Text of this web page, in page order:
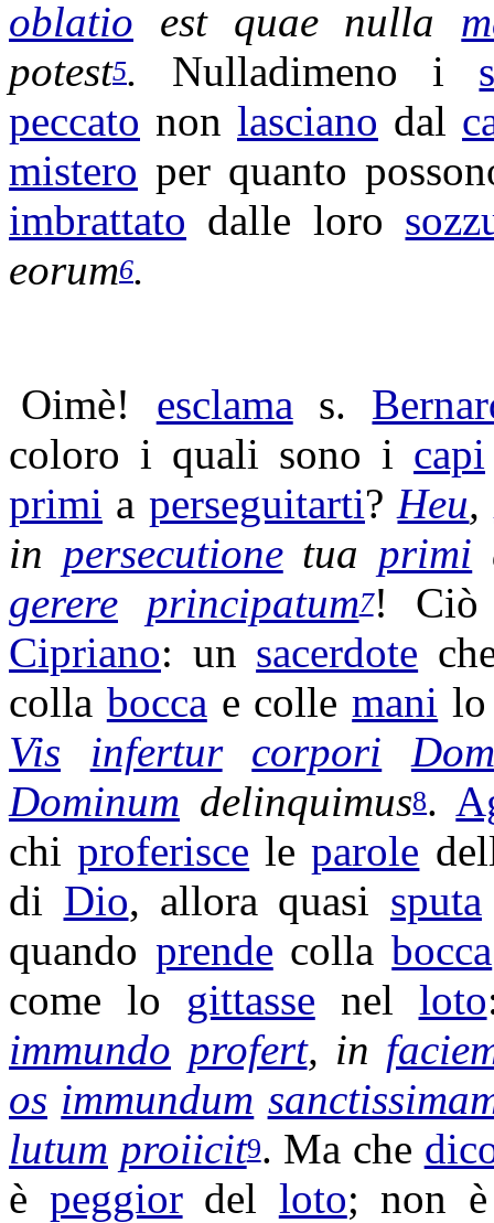
oblatio est quae nulla
potest5. Nulladimeno i
peccato non lasciano dal
mistero per quanto
imbrattato dalle loro
eorum6.
Oimè! esclama s.
coloro i quali sono i capi
primi a perseguitarti?Heu,
in persecutionetua primi
gerere
principatum7!
Cipriano: un sacerdote
colla bocca e collemani lo
Vis
infertur corpori
Dominum delinquimus8.
chiproferisce leparole
di Dio, allora quasi sputa
quando prende collabocca
come lo gittasse nel loto
immundo profert, in
os immundum
lutum proiicit9. Ma che
è peggiordel loto; non